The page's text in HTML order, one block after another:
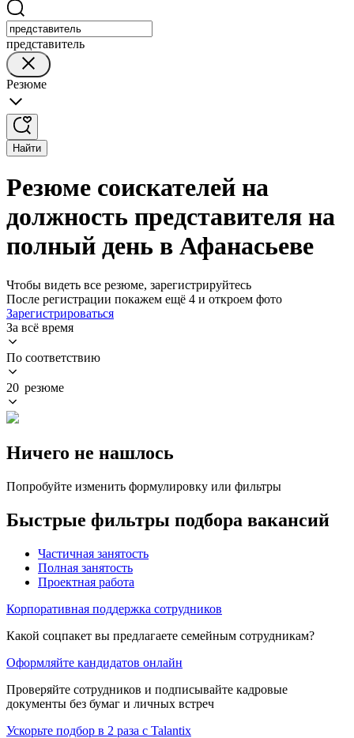
представитель
Резюме
Найти
Резюме соискателей на
должность представителя на
полный день в Афанасьеве
Чтобы видеть все резюме, зарегистрируйтесь
После регистрации покажем ещё 4 и откроем фото
Зарегистрироваться
За всё время
По соответствию
20 резюме
Ничего не нашлось
Попробуйте изменить формулировку или фильтры
Быстрые фильтры подбора вакансий
Частичная занятость
Полная занятость
Проектная работа
Корпоративная поддержка сотрудников
Какой соцпакет вы предлагаете семейным сотрудникам?
Оформляйте кандидатов онлайн
Проверяйте сотрудников и подписывайте кадровые
документы без бумаг и личных встреч
Ускорьте подбор в 2 раза с Talantix